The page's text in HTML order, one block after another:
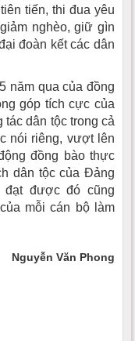
tiến, thi đua yêu
nghèo, giữ gìn
đoàn kết các dân
năm qua của đồng
góp tích cực của
tác dân tộc trong cả
nói riêng, vượt lên
đồng bào thực
dân tộc của Đảng
được đó cũng
mỗi cán bộ làm
Nguyễn Văn Phong